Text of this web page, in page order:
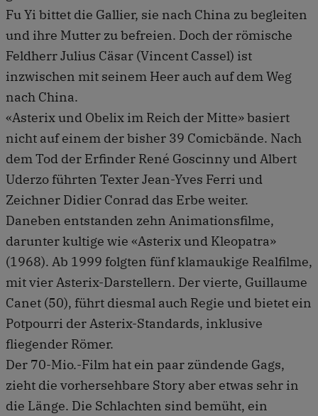
Fu Yi bittet die Gallier, sie nach China zu begleiten
und ihre Mutter zu befreien. Doch der römische
Feldherr Julius Cäsar (Vincent Cassel) ist
inzwischen mit seinem Heer auch auf dem Weg
nach China.
«Asterix und Obelix im Reich der Mitte» basiert
nicht auf einem der bisher 39 Comicbände. Nach
dem Tod der Erfinder René Goscinny und Albert
Uderzo führten Texter Jean-Yves Ferri und
Zeichner Didier Conrad das Erbe weiter.
Daneben entstanden zehn Animationsfilme,
darunter kultige wie «Asterix und Kleopatra»
(1968). Ab 1999 folgten fünf klamaukige Realfilme,
mit vier Asterix-Darstellern. Der vierte, Guillaume
Canet (50), führt diesmal auch Regie und bietet ein
Potpourri der Asterix-Standards, inklusive
fliegender Römer.
Der 70-Mio.-Film hat ein paar zündende Gags,
zieht die vorhersehbare Story aber etwas sehr in
die Länge. Die Schlachten sind bemüht, ein